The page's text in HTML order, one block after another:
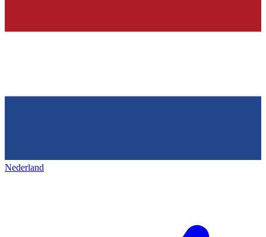
Nederland